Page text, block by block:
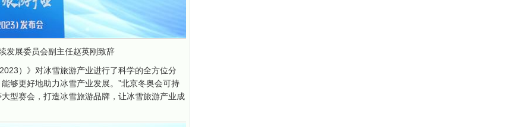
发展委员会副主任赵英刚致辞
）》对冰雪旅游产业进行了科学的全方位分
够更好地助力冰雪产业发展。”北京冬奥会可持
型赛会，打造冰雪旅游品牌，让冰雪旅游产业成